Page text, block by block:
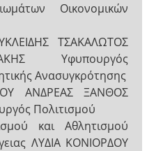
Οικονομικών
ΤΣΑΚΑΛΩΤΟΣ
Υφυπουργός
Ανασυγκρότησης
ΑΝΔΡΕΑΣ ΞΑΝΘΟΣ
Πολιτισμού
και Αθλητισμού
ΛΥΔΙΑ ΚΟΝΙΟΡΔΟΥ